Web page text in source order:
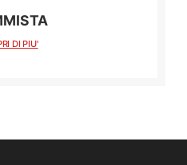
DI PIU'